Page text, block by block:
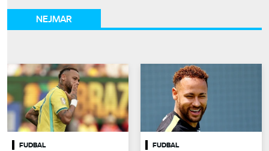
NEJMAR
FUDBAL FUDBAL